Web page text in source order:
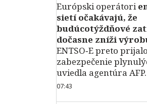
Európski operátori
sietí očakávajú, že
budúcotýždňové
dočasne zníži
ENTSO‑E preto
zabezpečenie
uviedla agentúra AFP.
07:43